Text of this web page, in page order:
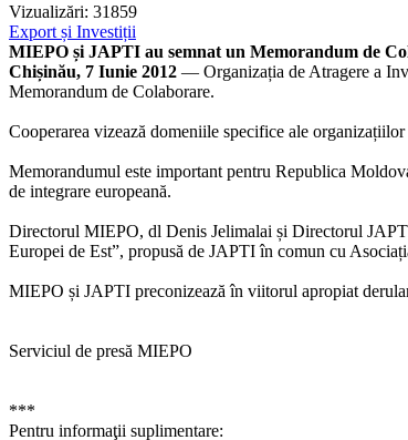
Vizualizări: 31859
Export și Investiții
MIEPO și JAPTI au semnat un Memorandum de
Chișinău, 7 Iunie 2012 — Organizația de Atragere a
Memorandum de Colaborare.
Cooperarea vizează domeniile specifice ale
Memorandumul este important pentru Republica
de integrare europeană.
Directorul MIEPO, dl Denis Jelimalai și Directorul
Europei de Est”, propusă de JAPTI în comun cu
MIEPO și JAPTI preconizează în viitorul apropiat
Serviciul de presă MIEPO
***
Pentru informaţii suplimentare: